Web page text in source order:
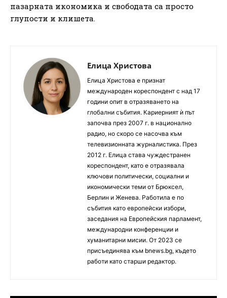
пазарната икономика и свободата са просто
глупости и клишета.
Елица Христова
Елица Христова е признат
международен кореспондент с над 17
години опит в отразяването на
глобални събития. Кариерният ѝ път
започва през 2007 г. в национално
радио, но скоро се насочва към
телевизионната журналистика. През
2012 г. Елица става чуждестранен
кореспондент, като е отразявала
ключови политически, социални и
икономически теми от Брюксел,
Берлин и Женева. Работила е по
събития като европейски избори,
заседания на Европейския парламент,
международни конференции и
хуманитарни мисии. От 2023 се
присъединява към bnews.bg, където
работи като старши редактор.